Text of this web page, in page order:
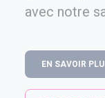
avec notre
EN SAVOIR